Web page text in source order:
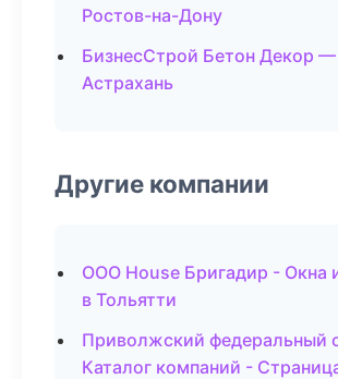
Ростов-на-Дону
БизнесСтрой Бетон Декор —
Астрахань
Другие компании
ООО House Бригадир - Окна
в Тольятти
Приволжский федеральный
Каталог компаний -